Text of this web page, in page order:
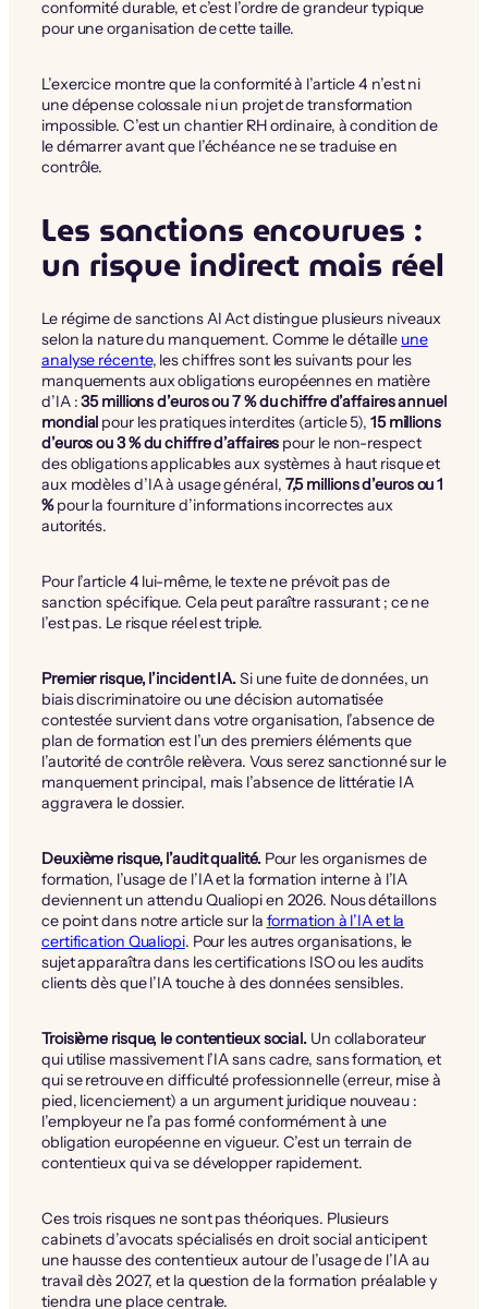
conformité durable, et c’est l’ordre de grandeur typique
pour une organisation de cette taille.
L’exercice montre que la conformité à l’article 4 n’est ni
une dépense colossale ni un projet de transformation
impossible. C’est un chantier RH ordinaire, à condition de
le démarrer avant que l’échéance ne se traduise en
contrôle.
Les sanctions encourues :
un risque indirect mais réel
Le régime de sanctions AI Act distingue plusieurs niveaux
selon la nature du manquement. Comme le détaille une
analyse récente, les chiffres sont les suivants pour les
manquements aux obligations européennes en matière
d’IA :35 millions d’euros ou 7 % du chiffre d’affaires annuel
mondial pour les pratiques interdites (article 5), 15 millions
d’euros ou 3 % du chiffre d’affaires pour le non-respect
des obligations applicables aux systèmes à haut risque et
aux modèles d’IA à usage général, 7,5 millions d’euros ou 1
%pour la fourniture d’informations incorrectes aux
autorités.
Pour l’article 4 lui-même, le texte ne prévoit pas de
sanction spécifique. Cela peut paraître rassurant ; ce ne
l’est pas. Le risque réel est triple.
Premier risque, l’incident IA.Si une fuite de données, un
biais discriminatoire ou une décision automatisée
contestée survient dans votre organisation, l’absence de
plan de formation est l’un des premiers éléments que
l’autorité de contrôle relèvera. Vous serez sanctionné sur le
manquement principal, mais l’absence de littératie IA
aggravera le dossier.
Deuxième risque, l’audit qualité.Pour les organismes de
formation, l’usage de l’IA et la formation interne à l’IA
deviennent un attendu Qualiopi en 2026. Nous détaillons
ce point dans notre article sur la formation à l’IA et la
certification Qualiopi. Pour les autres organisations, le
sujet apparaîtra dans les certifications ISO ou les audits
clients dès que l’IA touche à des données sensibles.
Troisième risque, le contentieux social. Un collaborateur
qui utilise massivement l’IA sans cadre, sans formation, et
qui se retrouve en difficulté professionnelle (erreur, mise à
pied, licenciement) a un argument juridique nouveau :
l’employeur ne l’a pas formé conformément à une
obligation européenne en vigueur. C’est un terrain de
contentieux qui va se développer rapidement.
Ces trois risques ne sont pas théoriques. Plusieurs
cabinets d’avocats spécialisés en droit social anticipent
une hausse des contentieux autour de l’usage de l’IA au
travail dès 2027, et la question de la formation préalable y
tiendra une place centrale.